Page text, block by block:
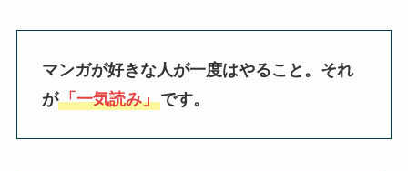
マンガが好きな人が一度はやること。それ
が「一気読み」です。